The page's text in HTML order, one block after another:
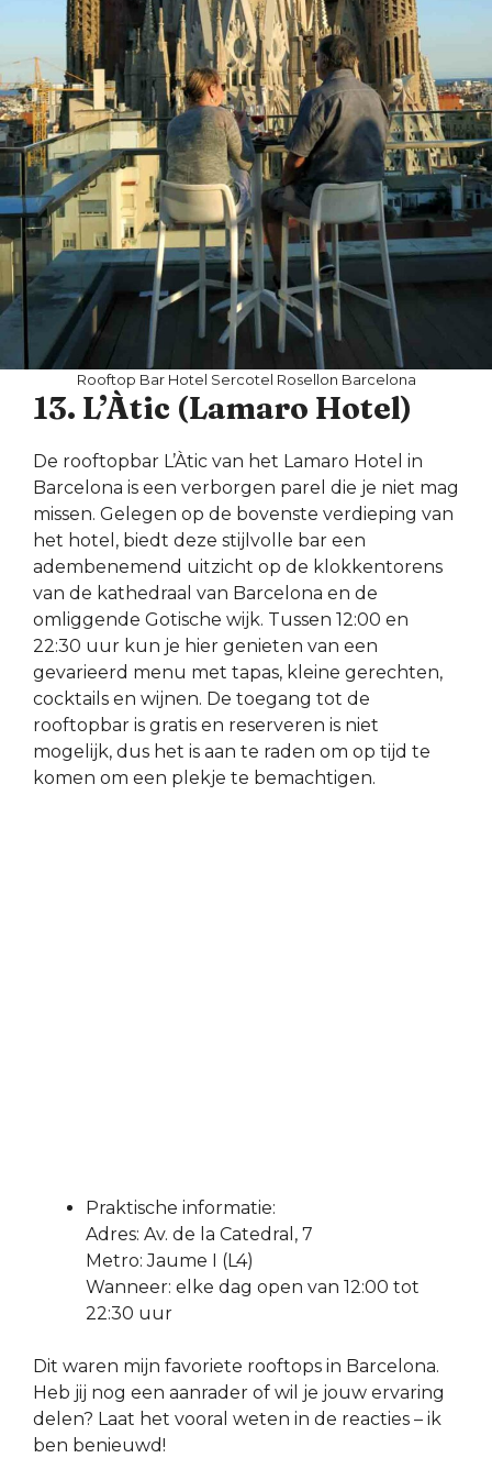
Rooftop Bar Hotel Sercotel Rosellon Barcelona
13. L’Àtic (Lamaro Hotel)
De rooftopbar L’Àtic van het Lamaro Hotel in
Barcelona is een verborgen parel die je niet mag
missen. Gelegen op de bovenste verdieping van
het hotel, biedt deze stijlvolle bar een
adembenemend uitzicht op de klokkentorens
van de kathedraal van Barcelona en de
omliggende Gotische wijk. Tussen 12:00 en
22:30 uur kun je hier genieten van een
gevarieerd menu met tapas, kleine gerechten,
cocktails en wijnen. De toegang tot de
rooftopbar is gratis en reserveren is niet
mogelijk, dus het is aan te raden om op tijd te
komen om een plekje te bemachtigen.
Praktische informatie:
Adres: Av. de la Catedral, 7
Metro: Jaume I (L4)
Wanneer: elke dag open van 12:00 tot
22:30 uur
Dit waren mijn favoriete rooftops in Barcelona.
Heb jij nog een aanrader of wil je jouw ervaring
delen? Laat het vooral weten in de reacties – ik
ben benieuwd!